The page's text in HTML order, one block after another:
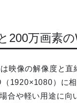
200万画素
映像の解像度と
1920×1080）に
合や軽い用途に向